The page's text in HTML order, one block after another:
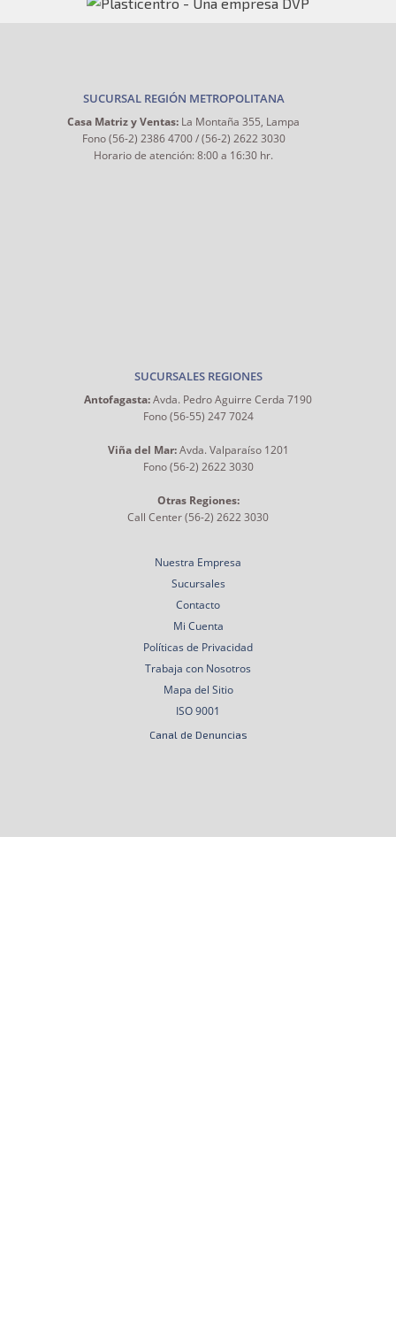
SUCURSAL REGIÓN METROPOLITANA
Casa Matriz y Ventas: La Montaña 355, Lampa
Fono (56-2) 2386 4700 / (56-2) 2622 3030
Horario de atención: 8:00 a 16:30 hr.
SUCURSALES REGIONES
Antofagasta:Avda. Pedro Aguirre Cerda 7190
Fono (56-55) 247 7024
Viña del Mar:Avda. Valparaíso 1201
Fono (56-2) 2622 3030
Otras Regiones:
Call Center (56-2) 2622 3030
Nuestra Empresa
Sucursales
Contacto
Mi Cuenta
Políticas de Privacidad
Trabaja con Nosotros
Mapa del Sitio
ISO 9001
Canal de Denuncias